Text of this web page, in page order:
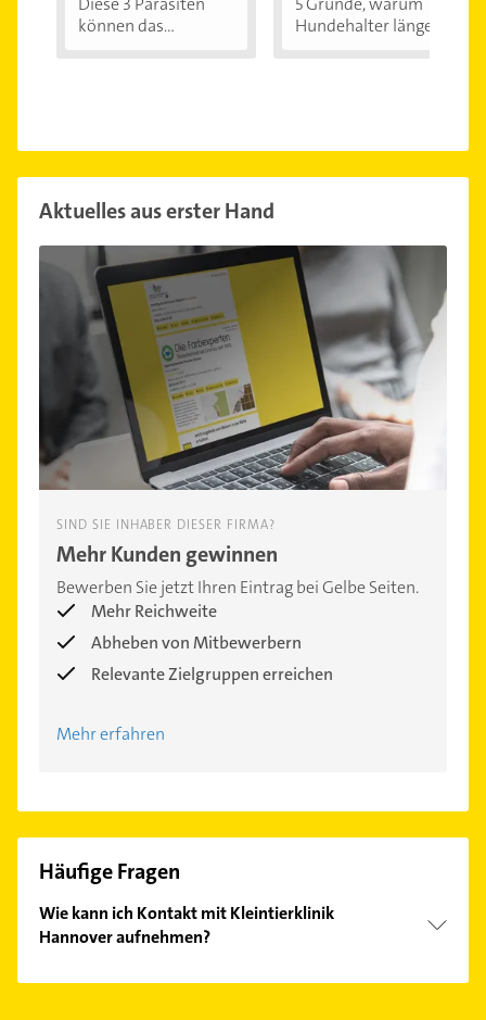
können das
Hundehalter länger...
Aktuelles aus erster Hand
SIND SIE INHABER DIESER FIRMA?
Mehr Kunden gewinnen
Bewerben Sie jetzt Ihren Eintrag bei Gelbe Seiten.
Mehr Reichweite
Abheben von Mitbewerbern
Relevante Zielgruppen erreichen
Mehr erfahren
Häufige Fragen
Wie kann ich Kontakt mit Kleintierklinik
Hannover aufnehmen?